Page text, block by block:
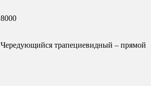
8000
Чередующийся трапециевидный – прямой